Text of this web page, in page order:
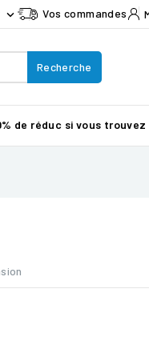
 Vos commandes
Recherche
de réduc si vous